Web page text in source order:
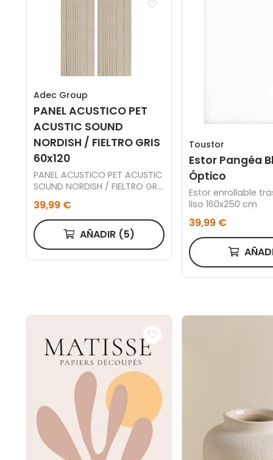
Adec Group
PANEL ACUSTICO PET
ACUSTIC SOUND
NORDISH / FIELTRO GRIS
60x120
PANEL ACUSTICO PET ACUSTIC
SOUND NORDISH / FIELTRO GRIS
39,99 €
AÑADIR (5)
Toustor
Estor Pangéa
Óptico
Estor enrollable
liso 160x250 cm
39,99 €